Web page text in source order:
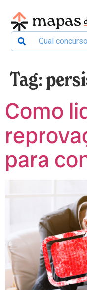
Tag:
Como
para